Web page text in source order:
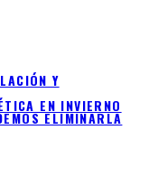
Y
EN INVIERNO
ELIMINARLA